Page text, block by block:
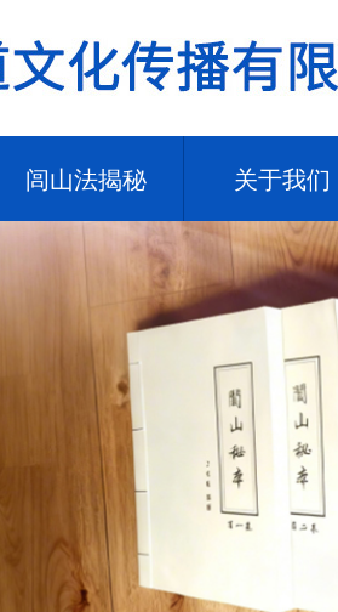
闾山法揭秘 关于我们